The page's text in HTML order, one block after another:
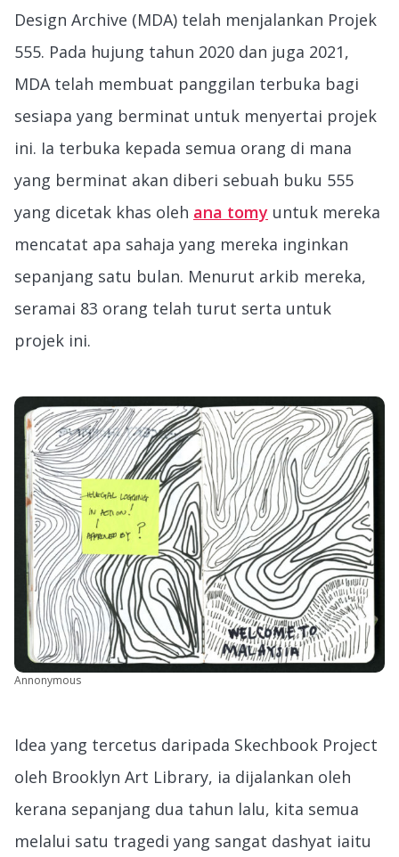
Design Archive (MDA) telah menjalankan Projek
555. Pada hujung tahun 2020 dan juga 2021,
MDA telah membuat panggilan terbuka bagi
sesiapa yang berminat untuk menyertai projek
ini. Ia terbuka kepada semua orang di mana
yang berminat akan diberi sebuah buku 555
yang dicetak khas oleh ana tomy untuk mereka
mencatat apa sahaja yang mereka inginkan
sepanjang satu bulan. Menurut arkib mereka,
seramai 83 orang telah turut serta untuk
projek ini.
Annonymous
Idea yang tercetus daripada Skechbook Project
oleh Brooklyn Art Library, ia dijalankan oleh
kerana sepanjang dua tahun lalu, kita semua
melalui satu tragedi yang sangat dashyat iaitu